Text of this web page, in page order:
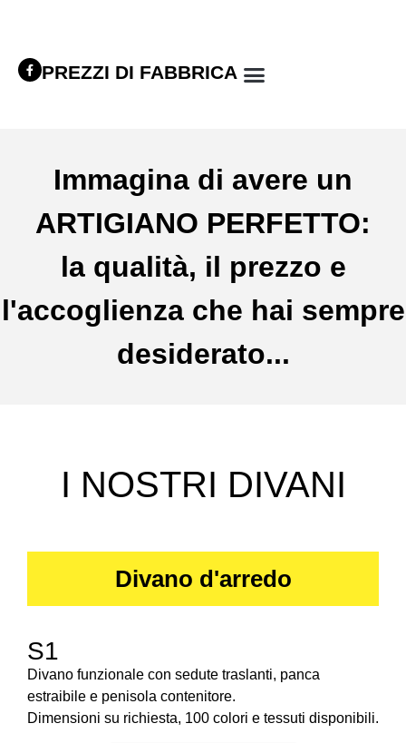
PREZZI DI FABBRICA
Immagina di avere un
ARTIGIANO PERFETTO:
la qualità, il prezzo e
l'accoglienza che hai sempre
desiderato...
I NOSTRI DIVANI
Divano d'arredo
S1
Divano funzionale con sedute traslanti, panca
estraibile e penisola contenitore.
Dimensioni su richiesta, 100 colori e tessuti disponibili.